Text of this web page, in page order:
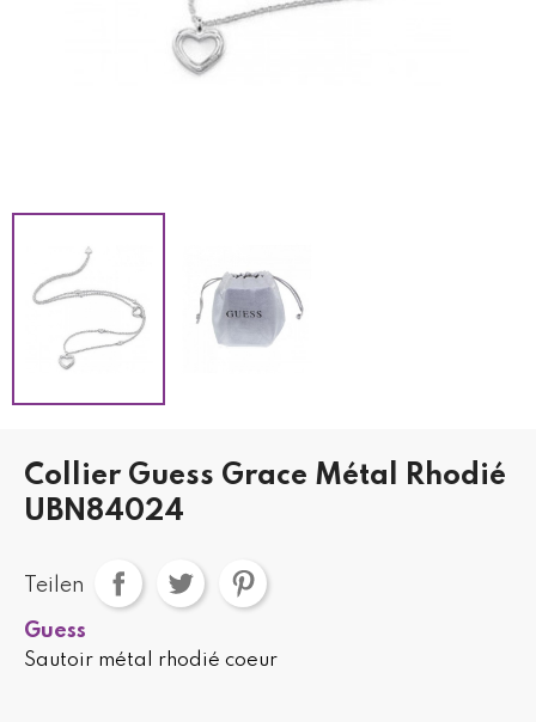
Collier Guess Grace Métal Rhodié
UBN84024
Teilen
Guess
Sautoir métal rhodié coeur